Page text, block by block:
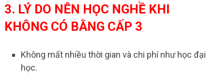
3. LÝ DO NÊN HỌC NGHỀ KHI
KHÔNG CÓ BẰNG CẤP 3
Không mất nhiều thời gian và chi phí như học đại
học.